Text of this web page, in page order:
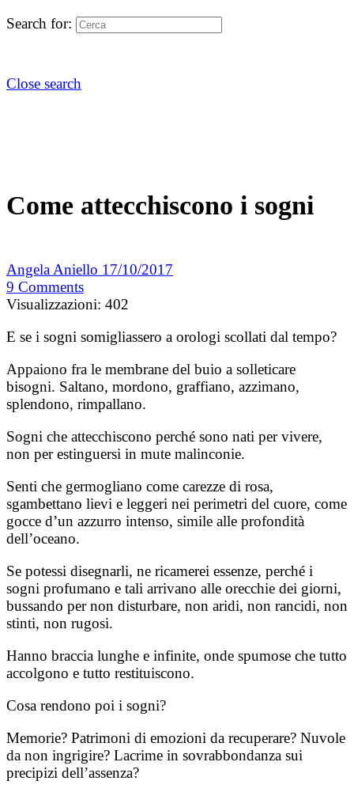
Search for:
Close search
Come attecchiscono i sogni
Angela Aniello 17/10/2017
9 Comments
Visualizzazioni: 402
E se i sogni somigliassero a orologi scollati dal tempo?
Appaiono fra le membrane del buio a solleticare
bisogni. Saltano, mordono, graffiano, azzimano,
splendono, rimpallano.
Sogni che attecchiscono perché sono nati per vivere,
non per estinguersi in mute malinconie.
Senti che germogliano come carezze di rosa,
sgambettano lievi e leggeri nei perimetri del cuore, come
gocce d’un azzurro intenso, simile alle profondità
dell’oceano.
Se potessi disegnarli, ne ricamerei essenze, perché i
sogni profumano e tali arrivano alle orecchie dei giorni,
bussando per non disturbare, non aridi, non rancidi, non
stinti, non rugosi.
Hanno braccia lunghe e infinite, onde spumose che tutto
accolgono e tutto restituiscono.
Cosa rendono poi i sogni?
Memorie? Patrimoni di emozioni da recuperare? Nuvole
da non ingrigire? Lacrime in sovrabbondanza sui
precipizi dell’assenza?